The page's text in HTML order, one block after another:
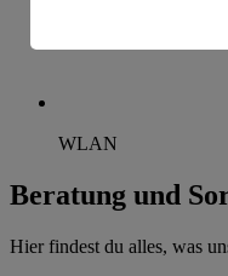
WLAN
Beratung und
Hier findest du alles, was
Informationen zum